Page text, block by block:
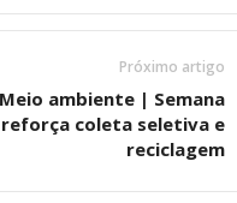
Próximo artigo
Meio ambiente | Semana
reforça coleta seletiva e
reciclagem